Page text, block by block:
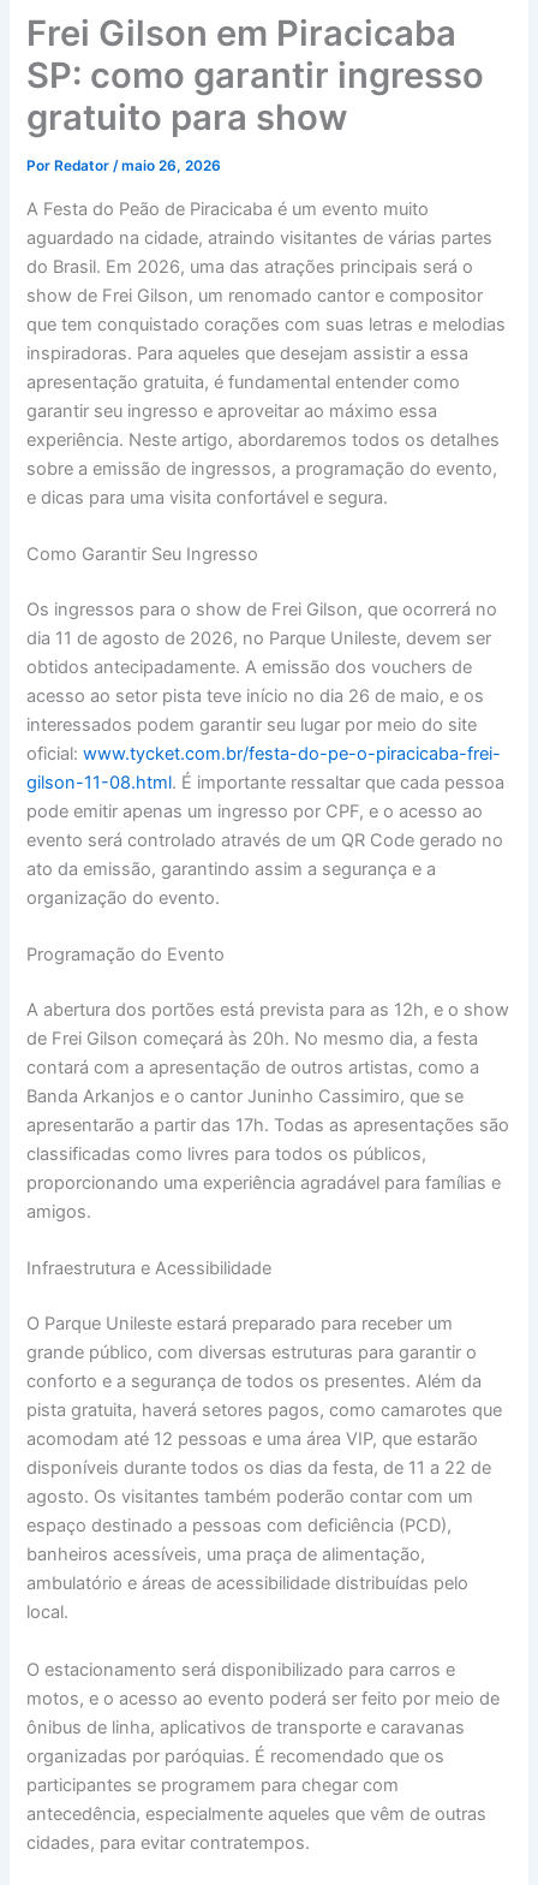
Frei Gilson em Piracicaba
SP: como garantir ingresso
gratuito para show
Por Redator/maio 26, 2026
A Festa do Peão de Piracicaba é um evento muito
aguardado na cidade, atraindo visitantes de várias partes
do Brasil. Em 2026, uma das atrações principais será o
show de Frei Gilson, um renomado cantor e compositor
que tem conquistado corações com suas letras e melodias
inspiradoras. Para aqueles que desejam assistir a essa
apresentação gratuita, é fundamental entender como
garantir seu ingresso e aproveitar ao máximo essa
experiência. Neste artigo, abordaremos todos os detalhes
sobre a emissão de ingressos, a programação do evento,
e dicas para uma visita confortável e segura.
Como Garantir Seu Ingresso
Os ingressos para o show de Frei Gilson, que ocorrerá no
dia 11 de agosto de 2026, no Parque Unileste, devem ser
obtidos antecipadamente. A emissão dos vouchers de
acesso ao setor pista teve início no dia 26 de maio, e os
interessados podem garantir seu lugar por meio do site
oficial:www.tycket.com.br/festa-do-pe-o-piracicaba-frei-
gilson-11-08.html. É importante ressaltar que cada pessoa
pode emitir apenas um ingresso por CPF, e o acesso ao
evento será controlado através de um QR Code gerado no
ato da emissão, garantindo assim a segurança e a
organização do evento.
Programação do Evento
A abertura dos portões está prevista para as 12h, e o show
de Frei Gilson começará às 20h. No mesmo dia, a festa
contará com a apresentação de outros artistas, como a
Banda Arkanjos e o cantor Juninho Cassimiro, que se
apresentarão a partir das 17h. Todas as apresentações são
classificadas como livres para todos os públicos,
proporcionando uma experiência agradável para famílias e
amigos.
Infraestrutura e Acessibilidade
O Parque Unileste estará preparado para receber um
grande público, com diversas estruturas para garantir o
conforto e a segurança de todos os presentes. Além da
pista gratuita, haverá setores pagos, como camarotes que
acomodam até 12 pessoas e uma área VIP, que estarão
disponíveis durante todos os dias da festa, de 11 a 22 de
agosto. Os visitantes também poderão contar com um
espaço destinado a pessoas com deficiência (PCD),
banheiros acessíveis, uma praça de alimentação,
ambulatório e áreas de acessibilidade distribuídas pelo
local.
O estacionamento será disponibilizado para carros e
motos, e o acesso ao evento poderá ser feito por meio de
ônibus de linha, aplicativos de transporte e caravanas
organizadas por paróquias. É recomendado que os
participantes se programem para chegar com
antecedência, especialmente aqueles que vêm de outras
cidades, para evitar contratempos.